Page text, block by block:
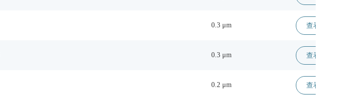
0.3 μm 查看详情 >
0.3 μm 查看详情 >
0.2 μm 查看详情 >